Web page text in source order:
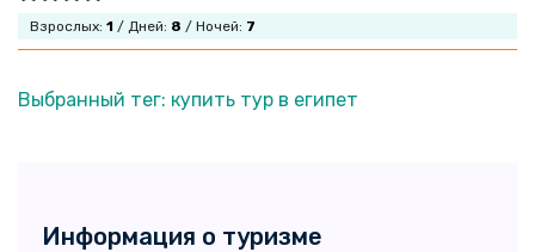
Взрослых: 1 / Дней: 8 / Ночей: 7
Выбранный тег: купить тур в египет
Информация о туризме